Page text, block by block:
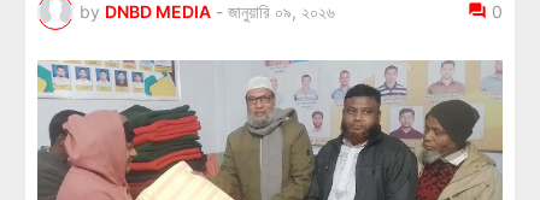
by DNBD MEDIA - জানুয়ারি ০৯, ২০২৬ 0